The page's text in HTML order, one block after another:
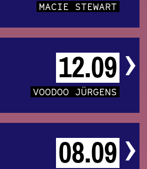
MACIE STEWART
12.09
VOODOO JÜRGENS
08.09